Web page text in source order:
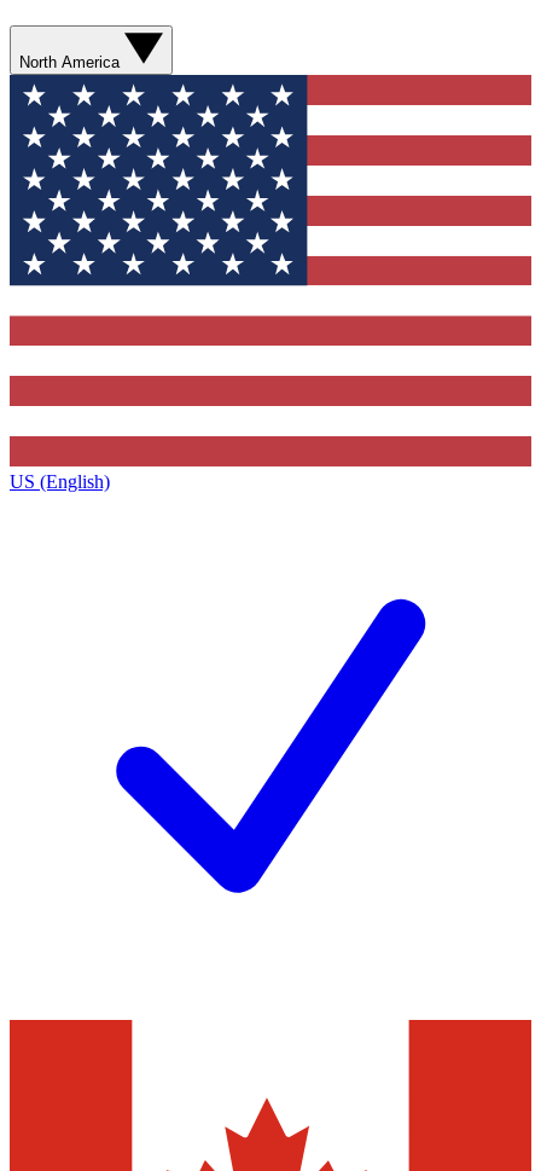
North America
US (English)